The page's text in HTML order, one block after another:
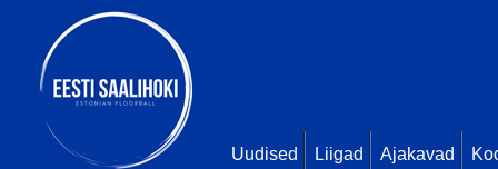
Uudised Liigad Ajakavad